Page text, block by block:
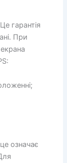
гарантія
При
означає